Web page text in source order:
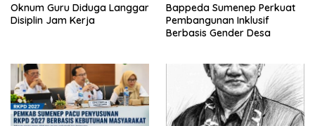
Oknum Guru Diduga Langgar
Disiplin Jam Kerja
Bappeda Sumenep Perkuat
Pembangunan Inklusif
Berbasis Gender Desa